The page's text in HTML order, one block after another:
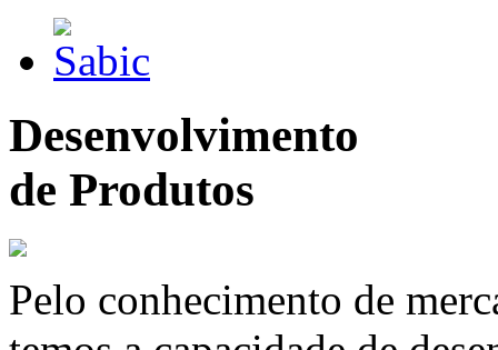
Desenvolvimento
de Produtos
Pelo conhecimento de